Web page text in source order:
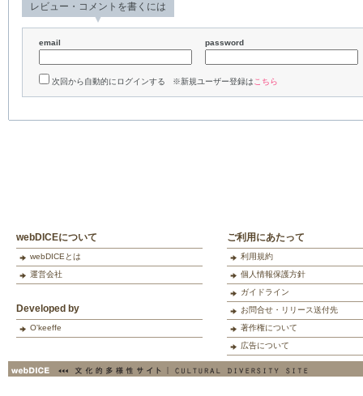
レビュー・コメントを書くには
email password
次回から自動的にログインする ※新規ユーザー登録は こちら
webDICEについて
webDICEとは
運営会社
Developed by
O'keeffe
ご利用にあたって
利用規約
個人情報保護方針
ガイドライン
お問合せ・リリース送付先
著作権について
広告について